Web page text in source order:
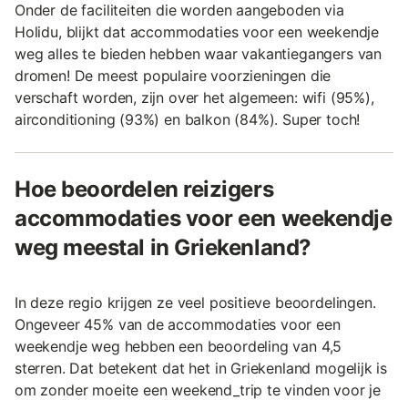
Onder de faciliteiten die worden aangeboden via
Holidu, blijkt dat accommodaties voor een weekendje
weg alles te bieden hebben waar vakantiegangers van
dromen! De meest populaire voorzieningen die
verschaft worden, zijn over het algemeen: wifi (95%),
airconditioning (93%) en balkon (84%). Super toch!
Hoe beoordelen reizigers
accommodaties voor een weekendje
weg meestal in Griekenland?
In deze regio krijgen ze veel positieve beoordelingen.
Ongeveer 45% van de accommodaties voor een
weekendje weg hebben een beoordeling van 4,5
sterren. Dat betekent dat het in Griekenland mogelijk is
om zonder moeite een weekend_trip te vinden voor je